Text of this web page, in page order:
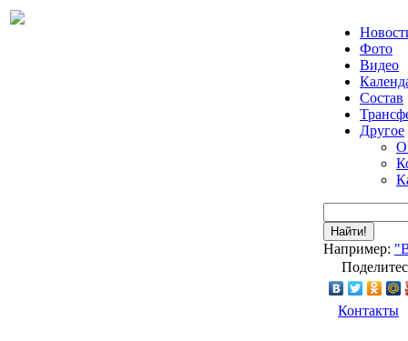
Фото
Видео
Состав
Другое
О
Найти!
Например:
Контакты